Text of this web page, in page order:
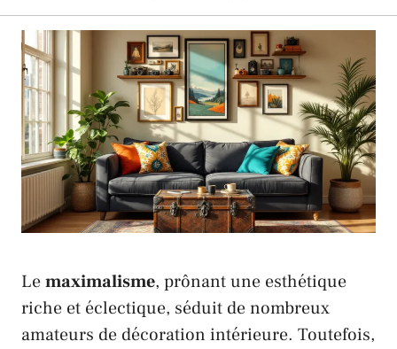
Lemaximalisme, prônant une esthétique
riche et éclectique, séduit de nombreux
amateurs de décoration intérieure. Toutefois,